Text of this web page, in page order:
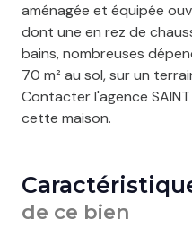
aménagée et équipée
dont une en rez de
bains, nombreuses
70 m² au sol, sur un
Contacter l'agence SAINT
cette maison.
de ce bien